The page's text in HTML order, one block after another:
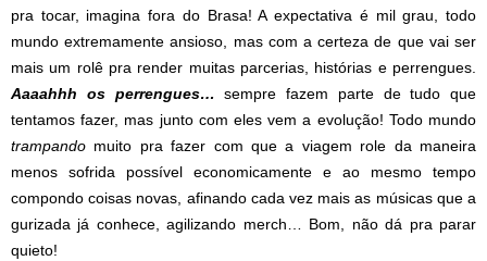
pra tocar, imagina fora do Brasa! A expectativa é mil grau, todo
mundo extremamente ansioso, mas com a certeza de que vai ser
mais um rolê pra render muitas parcerias, histórias e perrengues.
Aaaahhh os perrengues… sempre fazem parte de tudo que
tentamos fazer, mas junto com eles vem a evolução! Todo mundo
trampando muito pra fazer com que a viagem role da maneira
menos sofrida possível economicamente e ao mesmo tempo
compondo coisas novas, afinando cada vez mais as músicas que a
gurizada já conhece, agilizando merch… Bom, não dá pra parar
quieto!